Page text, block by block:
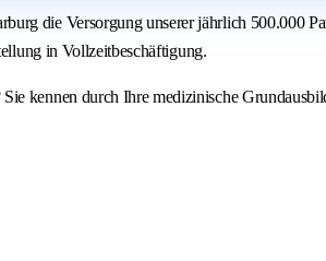
die Versorgung unserer jährlich 500.000
in Vollzeitbeschäftigung.
kennen durch Ihre medizinische